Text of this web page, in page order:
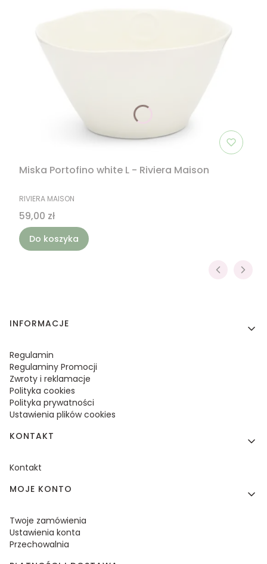
Miska Portofino white L - Riviera Maison
PRODUCENT
RIVIERA MAISON
Cena
59,00 zł
Do koszyka
Linki w stopce
INFORMACJE
Regulamin
Regulaminy Promocji
Zwroty i reklamacje
Polityka cookies
Polityka prywatności
Ustawienia plików cookies
KONTAKT
Kontakt
MOJE KONTO
Twoje zamówienia
Ustawienia konta
Przechowalnia